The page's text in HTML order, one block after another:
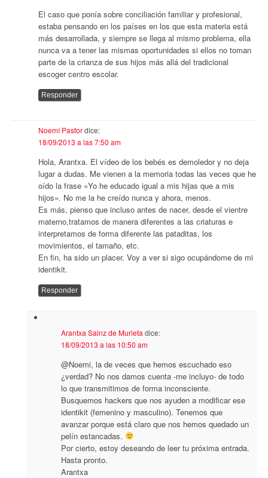
El caso que ponía sobre conciliación familiar y profesional,
estaba pensando en los países en los que esta materia está
más desarrollada, y siempre se llega al mismo problema, ella
nunca va a tener las mismas oportunidades si ellos no toman
parte de la crianza de sus hijos más allá del tradicional
escoger centro escolar.
Responder
Noemí Pastordice:
18/09/2013 a las 7:50 am
Hola, Arantxa. El vídeo de los bebés es demoledor y no deja
lugar a dudas. Me vienen a la memoria todas las veces que he
oído la frase «Yo he educado igual a mis hijas que a mis
hijos». No me la he creído nunca y ahora, menos.
Es más, pienso que incluso antes de nacer, desde el vientre
materno,tratamos de manera diferentes a las criaturas e
interpretamos de forma diferente las pataditas, los
movimientos, el tamaño, etc.
En fin, ha sido un placer. Voy a ver si sigo ocupándome de mi
identikit.
Responder
Arantxa Sainz de Murieta dice:
18/09/2013 a las 10:50 am
@Noemi, la de veces que hemos escuchado eso
¿verdad? No nos damos cuenta -me incluyo- de todo
lo que transmitimos de forma inconsciente.
Busquemos hackers que nos ayuden a modificar ese
identikit (femenino y masculino). Tenemos que
avanzar porque está claro que nos hemos quedado un
pelín estancadas.
Por cierto, estoy deseando de leer tu próxima entrada.
Hasta pronto.
Arantxa